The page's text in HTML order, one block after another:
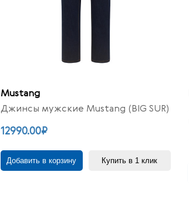
Mustang
Джинсы мужские Mustang (BIG SUR)
12990.00₽
Добавить в корзину Купить в 1 клик